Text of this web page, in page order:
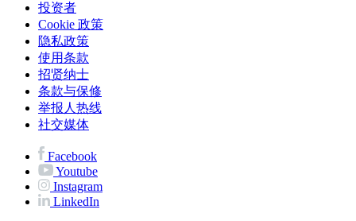
投资者
Cookie 政策
隐私政策
使用条款
招贤纳士
条款与保修
举报人热线
社交媒体
Facebook
Youtube
Instagram
LinkedIn